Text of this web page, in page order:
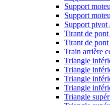
Support
Support
Support pivot
Tirant de
Tirant de
Train arrière
Triangle
Triangle
Triangle
Triangle
Triangle